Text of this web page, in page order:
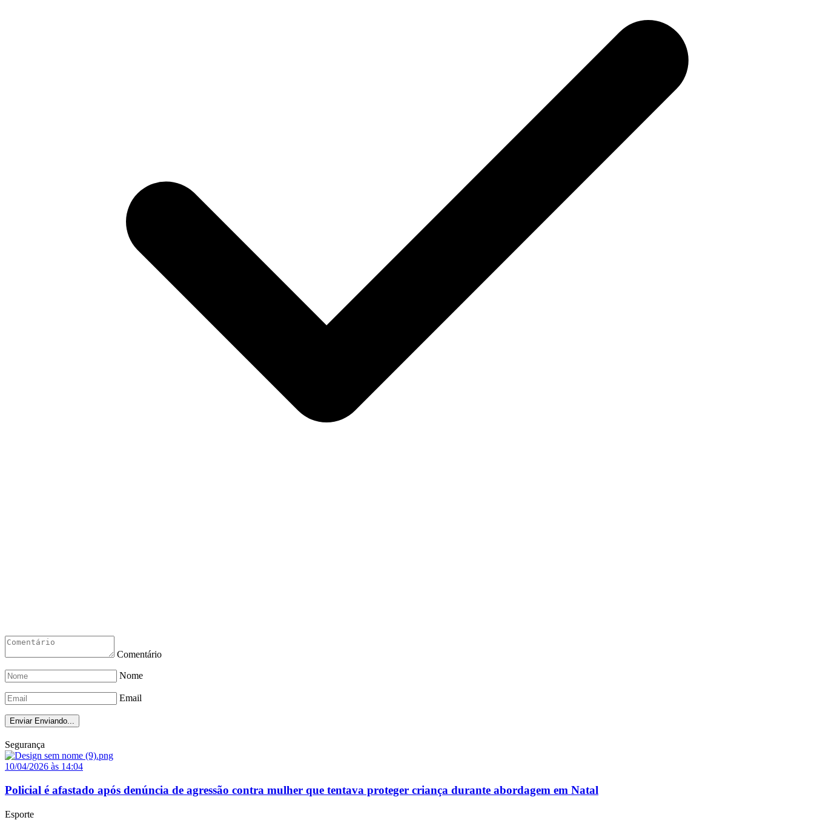
Comentário
Nome
Email
Enviar Enviando...
Segurança
10/04/2026 às 14:04
Policial é afastado após denúncia de agressão contra mulher que tentava proteger criança durante abordagem em Natal
Esporte